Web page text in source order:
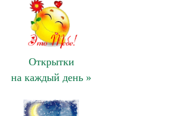
Открытки
на каждый день »